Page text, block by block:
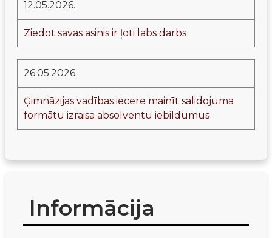
12.05.2026.
Ziedot savas asinis ir ļoti labs darbs
26.05.2026.
Ģimnāzijas vadības iecere mainīt salidojuma
formātu izraisa absolventu iebildumus
Informācija